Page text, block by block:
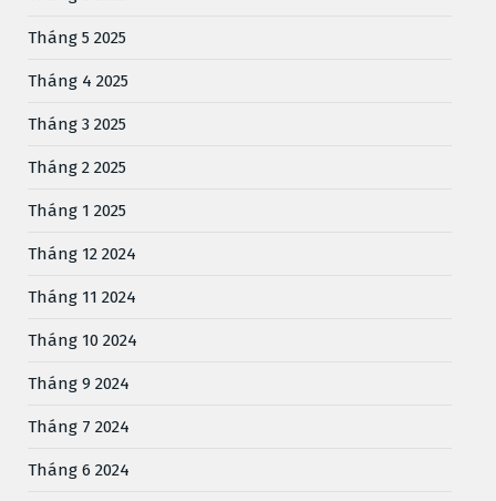
Tháng 5 2025
Tháng 4 2025
Tháng 3 2025
Tháng 2 2025
Tháng 1 2025
Tháng 12 2024
Tháng 11 2024
Tháng 10 2024
Tháng 9 2024
Tháng 7 2024
Tháng 6 2024